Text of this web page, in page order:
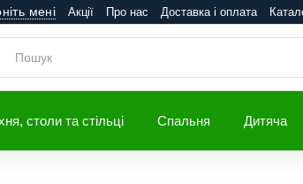
мені Акції Про нас Доставка і оплата
столи та стільці Спальня Дитяча